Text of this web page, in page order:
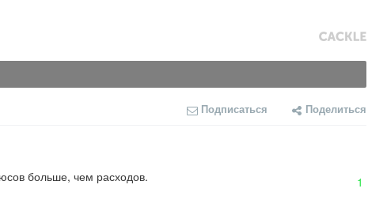
Подписаться Поделиться
больше, чем расходов. 1